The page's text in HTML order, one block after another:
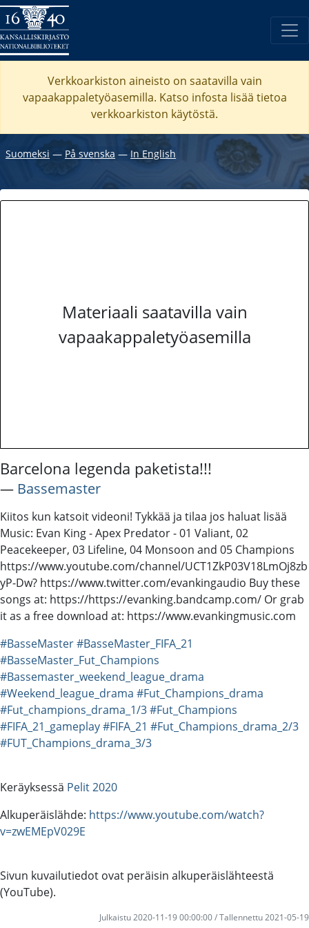
Verkkoarkiston aineisto on saatavilla vain
vapaakappaletyöasemilla. Katso infosta lisää tietoa
verkkoarkiston käytöstä.
Suomeksi ― På svenska ― In English
Materiaali saatavilla vain
vapaakappaletyöasemilla
Barcelona legenda paketista!!!
― Bassemaster
Kiitos kun katsoit videoni! Tykkää ja tilaa jos haluat lisää
Music: Evan King - Apex Predator - 01 Valiant, 02
Peacekeeper, 03 Lifeline, 04 Monsoon and 05 Champions
https://www.youtube.com/channel/UCT1ZkP03V18LmOj8zb
yP-Dw? https://www.twitter.com/evankingaudio Buy these
songs at: https://https://evanking.bandcamp.com/ Or grab
it as a free download at: https://www.evankingmusic.com
#BasseMaster#BasseMaster_FIFA_21
#BasseMaster_Fut_Champions
#Bassemaster_weekend_league_drama
#Weekend_league_drama #Fut_Champions_drama
#Fut_champions_drama_1/3#Fut_Champions
#FIFA_21_gameplay#FIFA_21 #Fut_Champions_drama_2/3
#FUT_Champions_drama_3/3
Keräyksessä Pelit 2020
Alkuperäislähde: https://www.youtube.com/watch?
v=zwEMEpV029E
Sivun kuvailutiedot ovat peräisin alkuperäislähteestä
(YouTube).
Julkaistu 2020-11-19 00:00:00 / Tallennettu 2021-05-19